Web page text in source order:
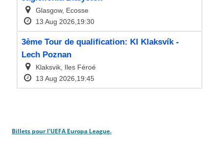
Billets pour l’UEFA Europa League.